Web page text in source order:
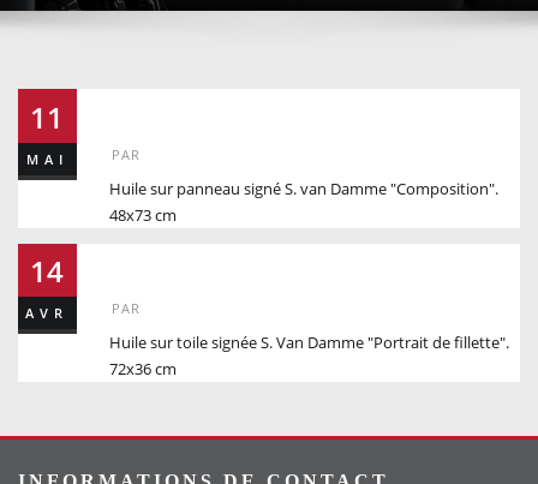
11
MAI PAR
Huile sur panneau signé S. van Damme "Composition".
48x73 cm
14
AVR PAR
Huile sur toile signée S. Van Damme "Portrait de fillette".
72x36 cm